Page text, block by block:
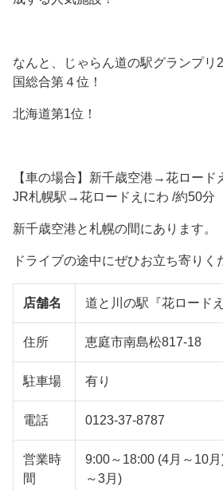
なんと、じゃらん道の駅グランプ
国総合第４位！
北海道第1位！
【車の場合】新千歳空港→花ロ
JR札幌駅→花ロードえにわ /約50分
新千歳空港と札幌の間にあります。
ドライブの途中にぜひお立ち寄りく
店舗名 道と川の駅『花ロードえ
住所 恵庭市南島松817-18
駐車場 有り
電話 0123-37-8787
営業時
間
9:00～18:00 (4月～10
～3月)